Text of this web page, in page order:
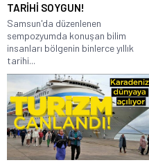
TARİHİ SOYGUN!
Samsun'da düzenlenen
sempozyumda konuşan bilim
insanları bölgenin binlerce yıllık
tarihi...